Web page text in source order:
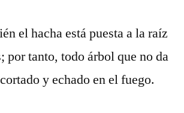
el hacha está puesta a la raíz
por tanto, todo árbol que no da
y echado en el fuego.